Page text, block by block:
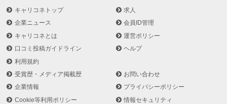
Engineering：118名 一級土木施工管理技師：115名 一級造園施
者(TOE)：8名 土木鋼構造診断士：6名 コンクリート診断士：38
名 地質調査技師：15名 環境測量士：14名 公害防止管理者：41
名 生物分類技能検定一級：8名 一級ビオトープ管理士(計画／施
工)：17名 社会福祉士：1名 福士住環境コーディネーター一級：
1名 情報処理技術者：140名 土木学会特別上級技術者：1名 土
木学会上級技術者：12名 港湾海洋調査士：2名 電気主任技術者
キャリコネトップ
求人
企業ニュース
会員ID管理
キャリコネとは
運営ポリシー
口コミ投稿ガイドライン
ヘルプ
利用規約
受賞歴・メディア掲載歴
お問い合わせ
企業情報
プライバシーポリシー
Cookie等利用ポリシー
情報セキュリティ